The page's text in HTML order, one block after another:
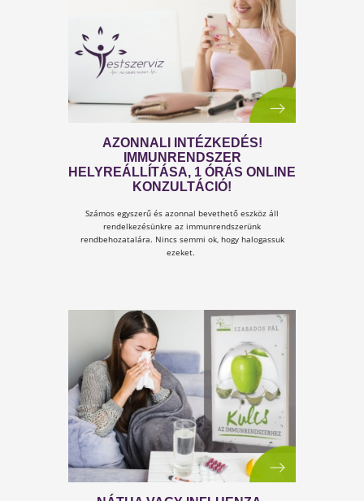
A GYÓGYULÁSI ESÉLY
ÖSSZEFÜGG A D-VITAMIN
SZINTTEL
Tudják mit kell tenni, mégsem teszik!